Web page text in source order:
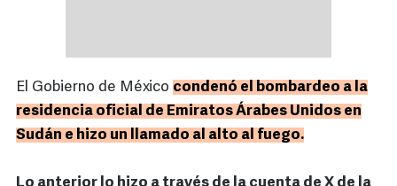
El Gobierno de México condenó el bombardeo a la
residencia oficial de Emiratos Árabes Unidos en
Sudán e hizo un llamado al alto al fuego.